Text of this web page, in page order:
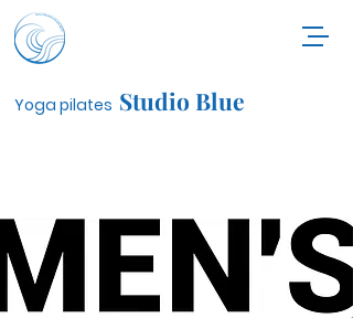
Yoga pilates Studio Blue